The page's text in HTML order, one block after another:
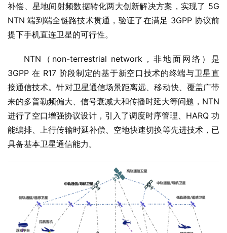
补偿、星地间射频数据转化两大创新解决方案，实现了 5G
NTN 端到端全链路技术贯通，验证了在满足 3GPP 协议前
提下手机直连卫星的可行性。
NTN（non-terrestrial network，非地面网络）是
3GPP 在 R17 阶段制定的基于新空口技术的终端与卫星直
接通信技术。针对卫星通信场景距离远、移动快、覆盖广带
来的多普勒频偏大、信号衰减大和传播时延大等问题，NTN
进行了空口增强协议设计，引入了调度时序管理、HARQ 功
能编排、上行传输时延补偿、空地快速切换等先进技术，已
具备基本卫星通信能力。